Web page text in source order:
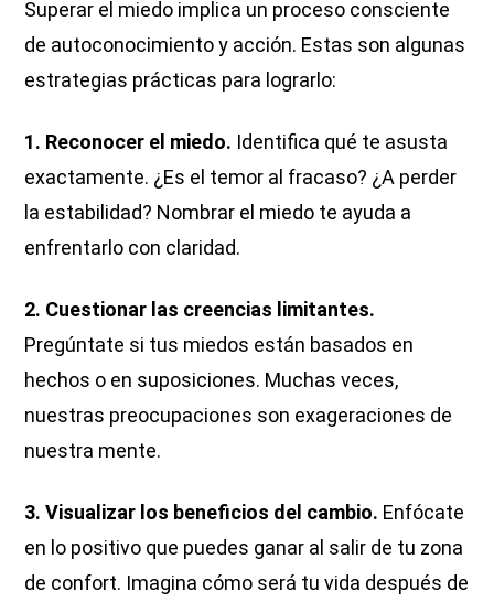
Superar el miedo implica un proceso consciente
de autoconocimiento y acción. Estas son algunas
estrategias prácticas para lograrlo:
1. Reconocer el miedo. Identifica qué te asusta
exactamente. ¿Es el temor al fracaso? ¿A perder
la estabilidad? Nombrar el miedo te ayuda a
enfrentarlo con claridad.
2. Cuestionar las creencias limitantes.
Pregúntate si tus miedos están basados en
hechos o en suposiciones. Muchas veces,
nuestras preocupaciones son exageraciones de
nuestra mente.
3. Visualizar los beneficios del cambio. Enfócate
en lo positivo que puedes ganar al salir de tu zona
de confort. Imagina cómo será tu vida después de